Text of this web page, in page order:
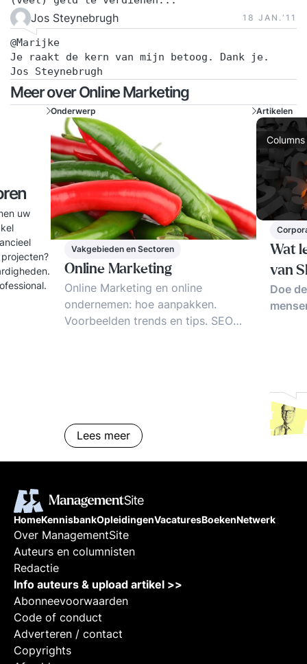
Jos Steynebrugh 18 JAN.‘11
@Marijke
Je raakt de kern van mijn betoog. Dank je.
Jos Steynebrugh
Meer over Online Marketing
uw
Onderwerp
Vakgebieden en Sectoren
Online Marketing
Online Marketing en online
ondernemen: hoe aanpakken.
Voorbeelden trends en tips. SEO,
Lees meer
Artikelen
Columns
Wat
van
Doe
HomeKennisbankOpleidingenVacaturesBoekenNetwerk
Over ManagementSite
Auteurs en columnisten
Redactie
Info auteurs & upload artikel >>
Abonneevoorwaarden
Code of conduct
Adverteren / contact
Copyrights